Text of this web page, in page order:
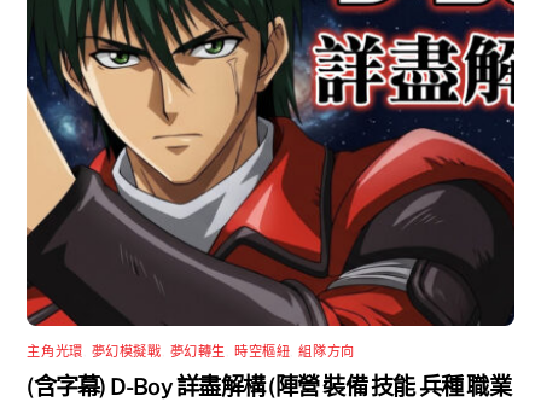
主角光環 夢幻模擬戰 夢幻轉生 ,時空樞紐 ,組隊方向
(含字幕) D-Boy 詳盡解構 (陣營 裝備 技能 兵種 職業